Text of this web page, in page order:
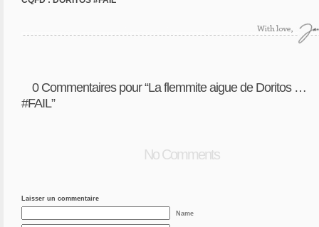
0Commentaires pour “La flemmite aigue de Doritos …
#FAIL”
No Comments
Laisser un commentaire
Name